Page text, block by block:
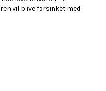
vil blive forsinket med